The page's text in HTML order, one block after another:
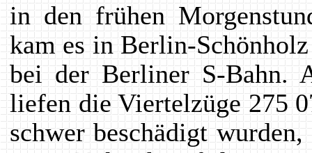
in den frühen
kam es in Berlin-
bei der Berliner S-Bahn.
liefen die Viertelzüge 275
schwer beschädigt